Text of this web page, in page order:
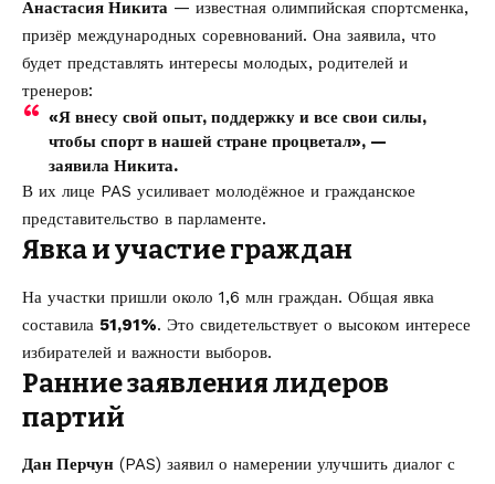
Анастасия Никита — известная олимпийская спортсменка,
призёр международных соревнований. Она заявила, что
будет представлять интересы молодых, родителей и
тренеров:
«Я внесу свой опыт, поддержку и все свои силы,
чтобы спорт в нашей стране процветал», —
заявила Никита.
В их лице PAS усиливает молодёжное и гражданское
представительство в парламенте.
Явка и участие граждан
На участки пришли около 1,6 млн граждан. Общая явка
составила 51,91%. Это свидетельствует о высоком интересе
избирателей и важности выборов.
Ранние заявления лидеров
партий
Дан Перчун (PAS) заявил о намерении улучшить диалог с